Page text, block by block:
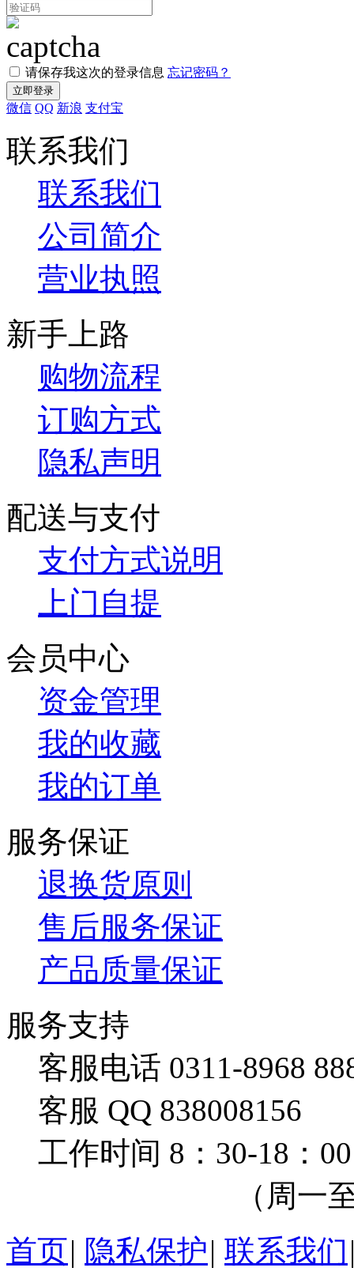
请保存我这次的登录信息 忘记密码？
微信 QQ 新浪 支付宝
联系我们
联系我们
公司简介
营业执照
新手上路
购物流程
订购方式
隐私声明
配送与支付
支付方式说明
上门自提
会员中心
资金管理
我的收藏
我的订单
服务保证
退换货原则
售后服务保证
产品质量保证
服务支持
客服电话 0311-8968
客服 QQ 838008156
工作时间 8：30-18：00
（周一至周
首页| 隐私保护| 联系我们